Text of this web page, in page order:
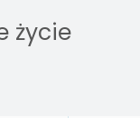
życie